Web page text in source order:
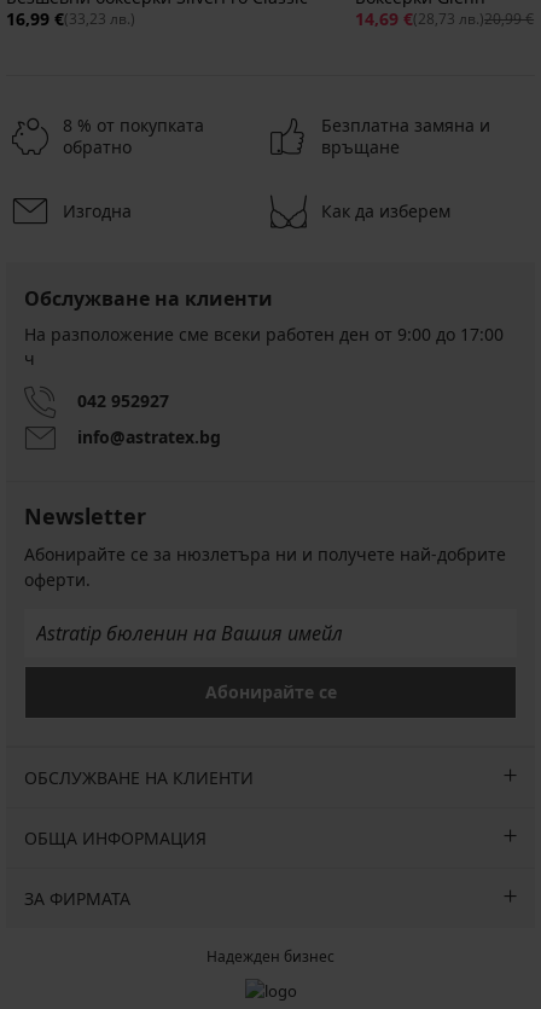
16,99 €(33,23 лв.)
14,69 €(28,73 лв.)20,99 €
Бамбукови
боксерки
Grey
16,99
€
(33,23
Памучни
боксерки
24,99
€
(48,88
боксерки
SilverPro
Classic
16,99
лв.)
3PACK
памучни
боксерки
55,99
(109,51
лв.)
3PACK
памучни
Намаление
28,69
(56,11
€
лв.)
Памучни
Намаление
13,29
€
(25,99
€
(37,14
Памучни
Намаление
13,29
€
(25,99
€
(37,14
Стягащи
боксерки
Paul
с
висока
€
(33,23
лв.)
8 % от покупката
обратно
Безплатна замяна и
връщане
Изгодна Как да изберем
Обслужване на клиенти
На разположение сме всеки работен ден от 9:00 до 17:00
ч
042 952927
info@astratex.bg
Newsletter
Абонирайте се за нюзлетъра ни и получете най-добрите
оферти.
Абонирайте се
ОБСЛУЖВАНЕ НА КЛИЕНТИ
ОБЩА ИНФОРМАЦИЯ
ЗА ФИРМАТА
Надежден бизнес